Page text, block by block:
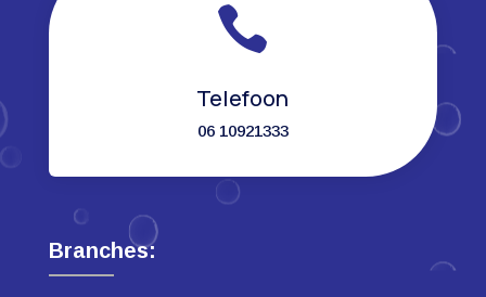

Telefoon
06 10921333
Branches: